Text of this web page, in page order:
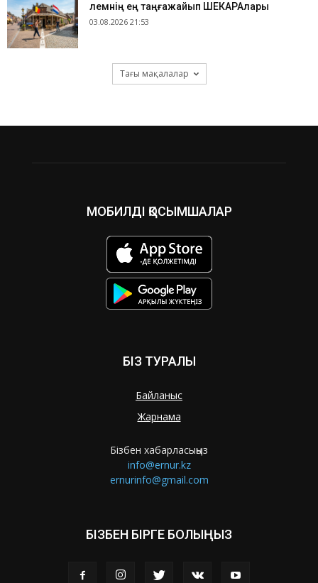
​Әлемнің ең таңғажайып ШЕКАРАлары
03.08.2026 21:53
Тағы мақалалар
МОБИЛДІ ҚОСЫМШАЛАР
БІЗ ТУРАЛЫ
Байланыс
Жарнама
Бізбен хабарласыңыз
info@ernur.kz
ernurinfo@gmail.com
БІЗБЕН БІРГЕ БОЛЫҢЫЗ